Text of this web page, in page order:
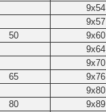
9x54
9x57
50 9x60
9x64
9x70
65 9x76
9x80
80 9x89